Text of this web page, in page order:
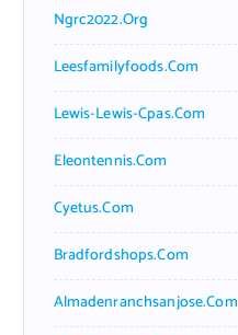
Ngrc2022.org
Leesfamilyfoods.com
Lewis-Lewis-Cpas.com
Eleontennis.com
Cyetus.com
Bradfordshops.com
Almadenranchsanjose.com